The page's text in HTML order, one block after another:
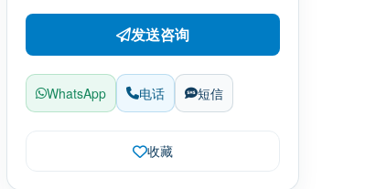
发送咨询
WhatsApp 电话 短信
收藏